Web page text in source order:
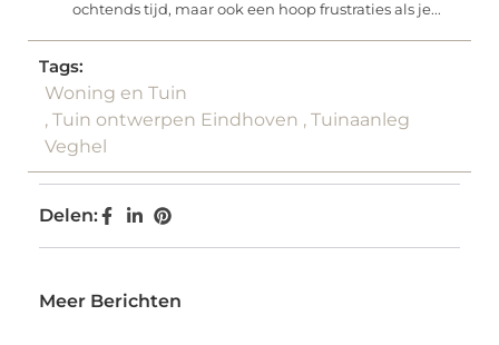
ochtends tijd, maar ook een hoop frustraties als je...
Tags:
Woning en Tuin
, Tuin ontwerpen Eindhoven , Tuinaanleg
Veghel
Delen:
Meer Berichten